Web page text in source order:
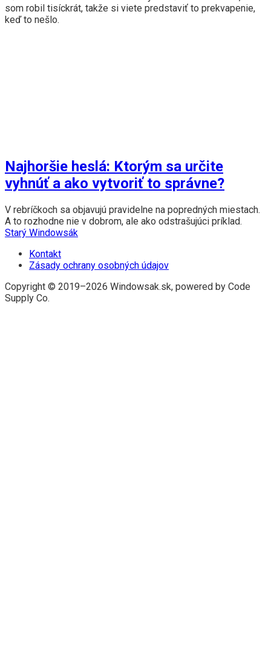
som robil tisíckrát, takže si viete predstaviť to prekvapenie,
keď to nešlo.
Najhoršie heslá: Ktorým sa určite
vyhnúť a ako vytvoriť to správne?
V rebríčkoch sa objavujú pravidelne na popredných miestach.
A to rozhodne nie v dobrom, ale ako odstrašujúci príklad.
Starý Windowsák
Kontakt
Zásady ochrany osobných údajov
Copyright © 2019–2026 Windowsak.sk, powered by Code
Supply Co.